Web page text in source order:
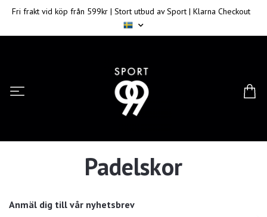
Fri frakt vid köp från 599kr | Stort utbud av Sport | Klarna Checkout
Anmäl dig till vår nyhetsbrev
Padelskor